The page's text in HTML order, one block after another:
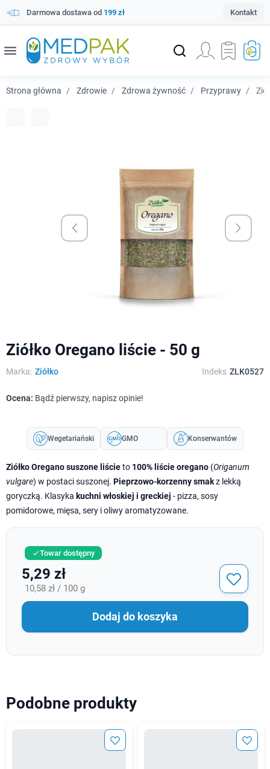
Darmowa dostawa od 199 zł Kontakt
menu
Strona główna Zdrowie Zdrowa żywność Przyprawy
Ziółko Oregano liście - 50 g
Marka: Ziółko Indeks ZLK0527
Ocena: Bądź pierwszy, napisz opinie!
Wegetariański GMO Konserwantów
Ziółko Oregano suszone liścieto 100% liście oregano (Origanum
vulgare) w postaci suszonej. Pieprzowo-korzenny smakz lekką
goryczką. Klasyka kuchni włoskiej i greckiej - pizza, sosy
pomidorowe, mięsa, sery i oliwy aromatyzowane.
Towar dostępny
5,29 zł
10,58 zł / 100 g
Dodaj do koszyka
Podobne produkty